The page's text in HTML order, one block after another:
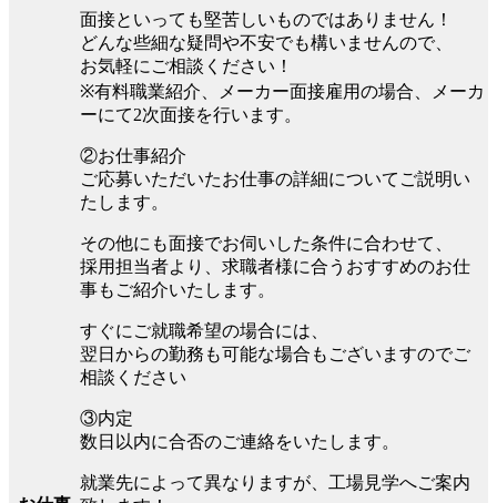
面接といっても堅苦しいものではありません！
どんな些細な疑問や不安でも構いませんので、
お気軽にご相談ください！
※有料職業紹介、メーカー面接雇用の場合、メーカ
ーにて2次面接を行います。
②お仕事紹介
ご応募いただいたお仕事の詳細についてご説明い
たします。
その他にも面接でお伺いした条件に合わせて、
採用担当者より、求職者様に合うおすすめのお仕
事もご紹介いたします。
すぐにご就職希望の場合には、
翌日からの勤務も可能な場合もございますのでご
相談ください
③内定
数日以内に合否のご連絡をいたします。
就業先によって異なりますが、工場見学へご案内